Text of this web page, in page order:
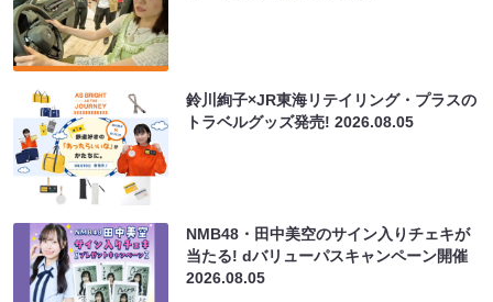
鈴川絢子×JR東海リテイリング・プラスの
トラベルグッズ発売!2026.08.05
NMB48・田中美空のサイン入りチェキが
当たる! dバリューパスキャンペーン開催
2026.08.05